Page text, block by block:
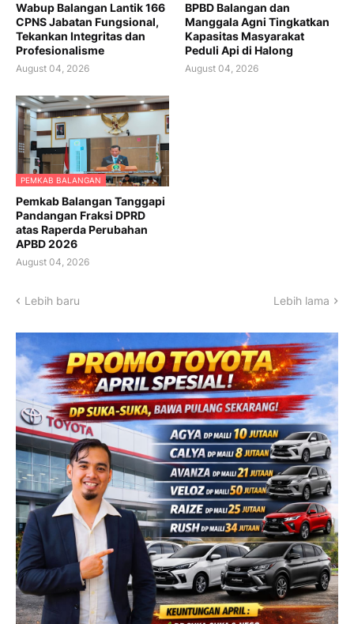
Wabup Balangan Lantik 166
CPNS Jabatan Fungsional,
Tekankan Integritas dan
Profesionalisme
August 04, 2026
BPBD Balangan dan
Manggala Agni Tingkatkan
Kapasitas Masyarakat
Peduli Api di Halong
August 04, 2026
PEMKAB BALANGAN
Pemkab Balangan Tanggapi
Pandangan Fraksi DPRD
atas Raperda Perubahan
APBD 2026
August 04, 2026
Lebih baru Lebih lama